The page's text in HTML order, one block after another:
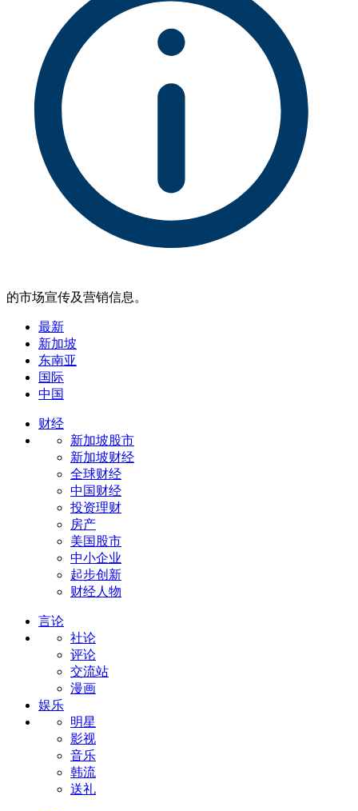
的市场宣传及营销信息。
最新
新加坡
东南亚
国际
中国
财经
新加坡股市
新加坡财经
全球财经
中国财经
投资理财
房产
美国股市
中小企业
起步创新
财经人物
言论
社论
评论
交流站
漫画
娱乐
明星
影视
音乐
韩流
送礼